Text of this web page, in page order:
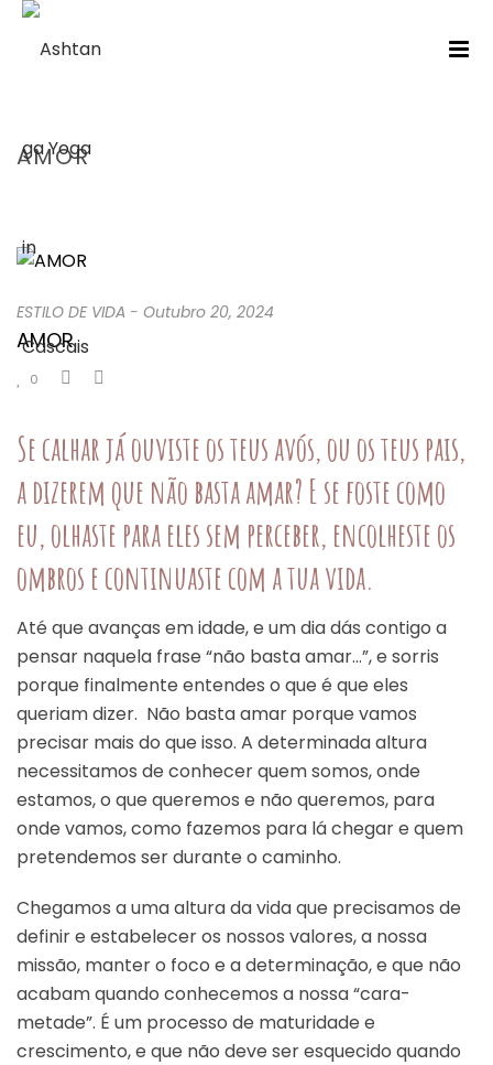
AMOR
ESTILO DE VIDA - Outubro 20, 2024
AMOR
0
Se calhar já ouviste os teus avós, ou os teus pais,
a dizerem que não basta amar? E se foste como
eu, olhaste para eles sem perceber, encolheste os
ombros e continuaste com a tua vida.
Até que avanças em idade, e um dia dás contigo a
pensar naquela frase “não basta amar…”, e sorris
porque finalmente entendes o que é que eles
queriam dizer. Não basta amar porque vamos
precisar mais do que isso. A determinada altura
necessitamos de conhecer quem somos, onde
estamos, o que queremos e não queremos, para
onde vamos, como fazemos para lá chegar e quem
pretendemos ser durante o caminho.
Chegamos a uma altura da vida que precisamos de
definir e estabelecer os nossos valores, a nossa
missão, manter o foco e a determinação, e que não
acabam quando conhecemos a nossa “cara-
metade”. É um processo de maturidade e
crescimento, e que não deve ser esquecido quando